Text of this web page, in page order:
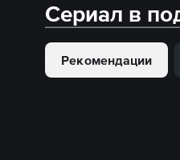
Сериал в
Рекомендации